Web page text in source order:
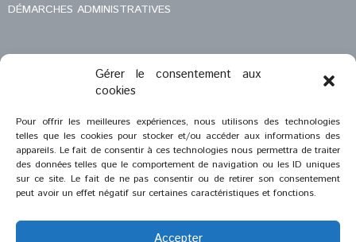
Gérer le consentement aux
cookies
Pour offrir les meilleures expériences, nous utilisons des technologies
telles que les cookies pour stocker et/ou accéder aux informations des
appareils. Le fait de consentir à ces technologies nous permettra de traiter
des données telles que le comportement de navigation ou les ID uniques
sur ce site. Le fait de ne pas consentir ou de retirer son consentement
peut avoir un effet négatif sur certaines caractéristiques et fonctions.
Accepter
DÉMARCHES ADMINISTRATIVES
MENTIONS LÉGALES